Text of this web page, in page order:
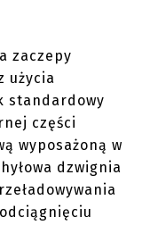
zaczepy
użycia
standardowy
części
wyposażoną w
dzwignia